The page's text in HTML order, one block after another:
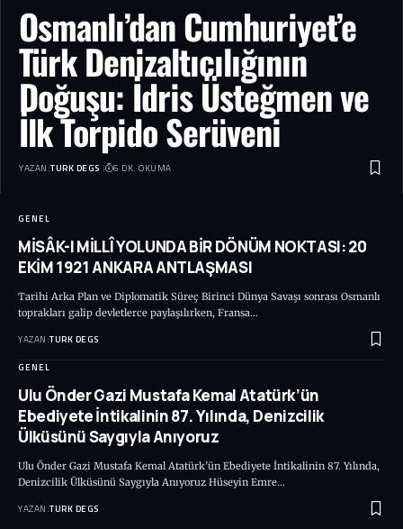
Osmanlı’dan Cumhuriyet’e
Türk Denizaltıcılığının
Doğuşu: İdris Üsteğmen ve
İlk Torpido Serüveni
YAZAN:TURK DEGS 6 DK. OKUMA
GENEL
MİSÂK-I MİLLÎ YOLUNDA BİR DÖNÜM NOKTASI: 20
EKİM 1921 ANKARA ANTLAŞMASI
Tarihi Arka Plan ve Diplomatik Süreç Birinci Dünya Savaşı sonrası Osmanlı
toprakları galip devletlerce paylaşılırken, Fransa…
YAZAN:TURK DEGS
GENEL
Ulu Önder Gazi Mustafa Kemal Atatürk’ün
Ebediyete İntikalinin 87. Yılında, Denizcilik
Ülküsünü Saygıyla Anıyoruz
Ulu Önder Gazi Mustafa Kemal Atatürk’ün Ebediyete İntikalinin 87. Yılında,
Denizcilik Ülküsünü Saygıyla Anıyoruz Hüseyin Emre…
YAZAN:TURK DEGS